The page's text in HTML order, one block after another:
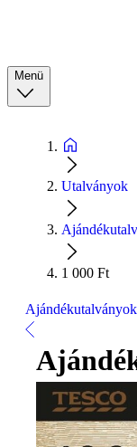
Menü
Utalványok
1 000 Ft
Ajándékutalványok